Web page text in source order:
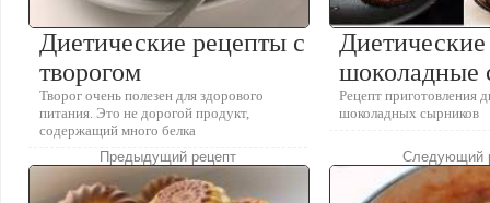
Диетические рецепты с
творогом
Творог очень полезен для здорового
питания. Это не дорогой продукт,
содержащий много белка
Диетические
шоколадные
Рецепт приготовления
шоколадных сырников
Предыдущий рецепт Следующий